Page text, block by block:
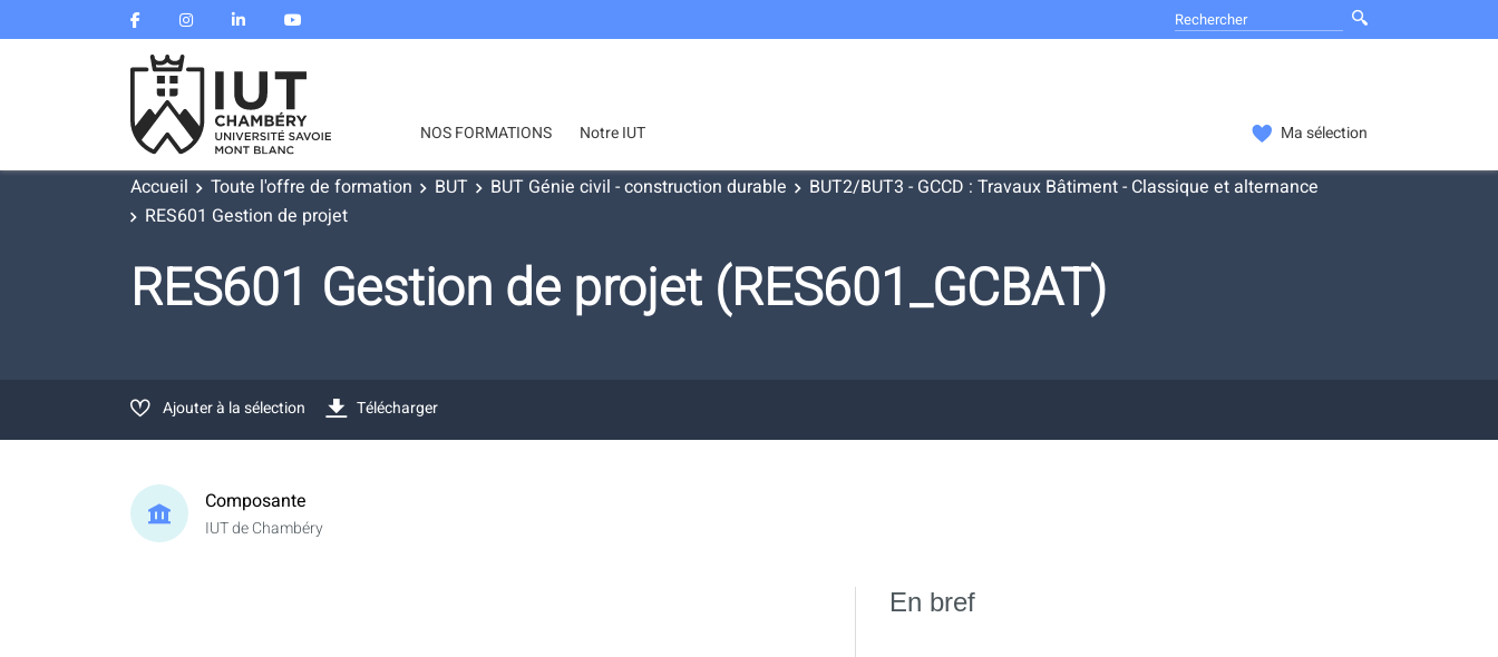
NOS FORMATIONS Notre IUT Ma sélection
Accueil Toute l'offre de formation BUT BUT Génie civil - construction durable
BUT2/BUT3 - GCCD : Travaux Bâtiment - Classique et alternance
RES601 Gestion de projet
RES601 Gestion de projet (RES601_GCBAT)
Ajouter à la sélection Télécharger
Composante
IUT de Chambéry
En bref